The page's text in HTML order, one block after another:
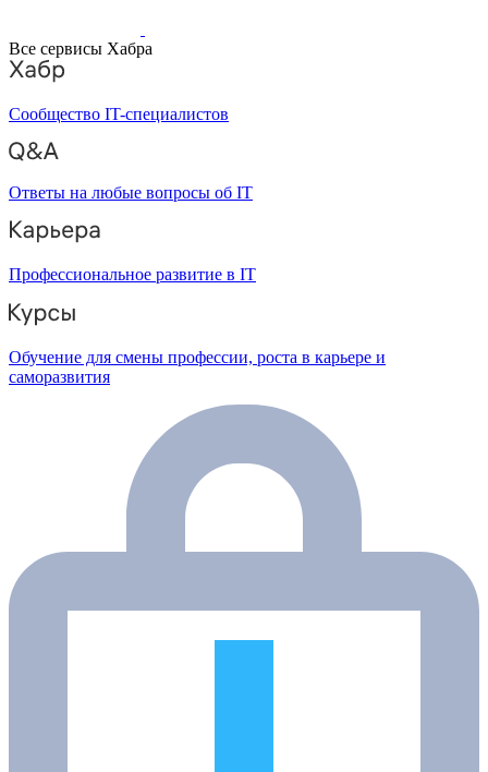
Все сервисы Хабра
Сообщество IT-специалистов
Ответы на любые вопросы об IT
Профессиональное развитие в IT
Обучение для смены профессии, роста в карьере и
саморазвития